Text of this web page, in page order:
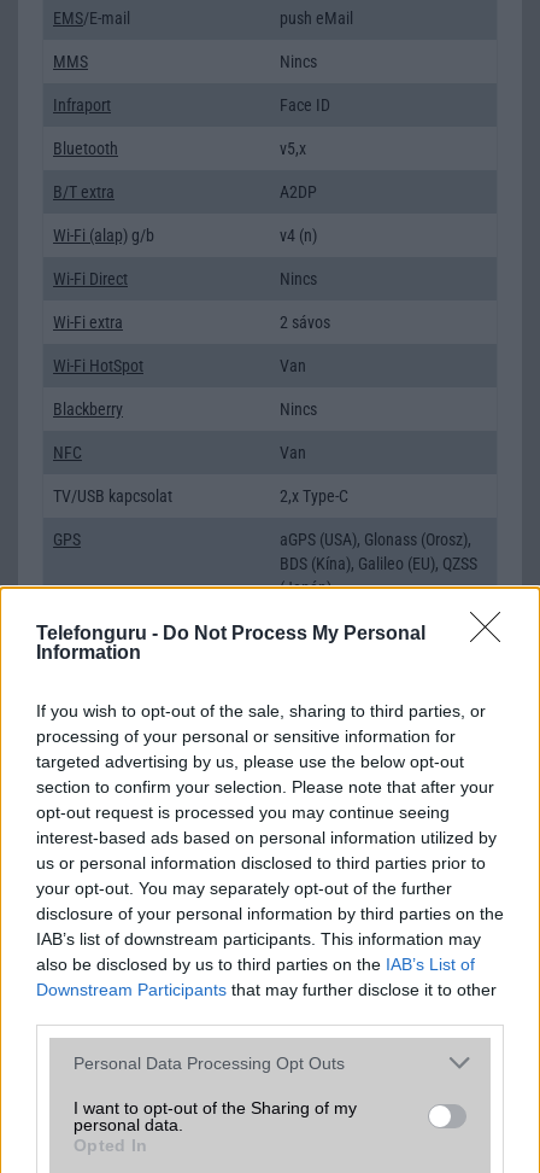
Telefonguru - Do Not Process My Personal
Information
If you wish to opt-out of the sale, sharing to third parties, or
processing of your personal or sensitive information for
targeted advertising by us, please use the below opt-out
section to confirm your selection. Please note that after your
opt-out request is processed you may continue seeing
interest-based ads based on personal information utilized by
us or personal information disclosed to third parties prior to
your opt-out. You may separately opt-out of the further
disclosure of your personal information by third parties on the
IAB’s list of downstream participants. This information may
also be disclosed by us to third parties on the IAB’s List of
Downstream Participants that may further disclose it to other
Please note that this website/app uses one or more Google
not limited to your visit or usage behaviour. You may click to
grant or deny consent to Google and its third-party tags to
use your data for below specified purposes in below Google
Personal Data Processing Opt Outs
I want to opt-out of the Sharing of my
personal data.
Opted In
EMS/E-mail push eMail
MMS Nincs
Infraport Face ID
Bluetooth v5,x
B/T extra A2DP
Wi-Fi (alap) g/b v4 (n)
Wi-Fi Direct Nincs
Wi-Fi extra 2 sávos
Wi-Fi HotSpot Van
Blackberry Nincs
NFC Van
TV/USB kapcsolat 2,x Type-C
GPS
aGPS (USA), Glonass (Orosz),
BDS (Kína), Galileo (EU), QZSS
(Japán)
Push to Talk Nincs
Típus Li-Ion
Készenléti idő h /
Cserélhetőség
Az akkumulátor nem vehetõ ki!
Beszélgetési idő h /
Gyorstöltés
Gyorstöltésre alkalmas
ALKALMAZÁSOK ÉS ÉRZÉKELŐK
Java Nincs
Flash/Ujjlenyomat olvasó Nincs
SNS integráció iCloud service
T9 szótár alkalmazás független szótár